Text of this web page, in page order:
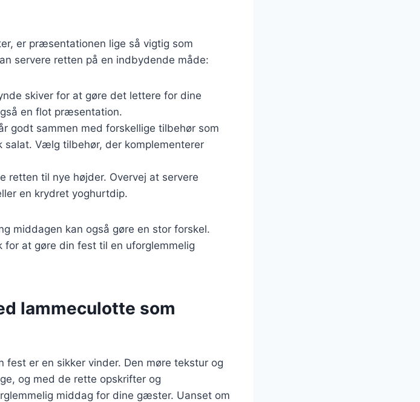
er præsentationen lige så vigtig som
servere retten på en indbydende måde:
skiver for at gøre det lettere for dine
en flot præsentation.
godt sammen med forskellige tilbehør som
Vælg tilbehør, der komplementerer
retten til nye højder. Overvej at servere
en krydret yoghurtdip.
middagen kan også gøre en stor forskel.
at gøre din fest til en uforglemmelig
lammeculotte som
er en sikker vinder. Den møre tekstur og
og med de rette opskrifter og
middag for dine gæster. Uanset om